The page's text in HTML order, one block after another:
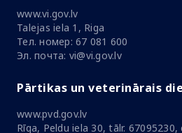
www.vi.gov.lv
Talejas iela 1, Riga
Тел. номер: 67 081 600
Эл. почта: vi@vi.gov.lv
Pārtikas un veterinārais
www.pvd.gov.lv
Rīga, Peldu iela 30, tālr. 67095230,